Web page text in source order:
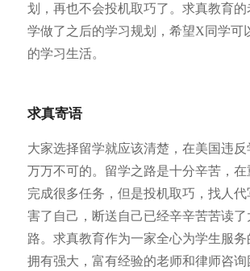
划，再也不会投机取巧了。求真教育的
学做了之后的学习规划，希望X同学可
的学习生活。
求真寄语
大家选择留学就应该清楚，在美国违
万万不可的。留学之路是十分辛苦，
完成很多任务，但是投机取巧，找人
害了自己，断送自己已经辛辛苦苦读了
路。求真教育作为一家全心为学生服务
拥有强大，富有经验的老师和律师咨